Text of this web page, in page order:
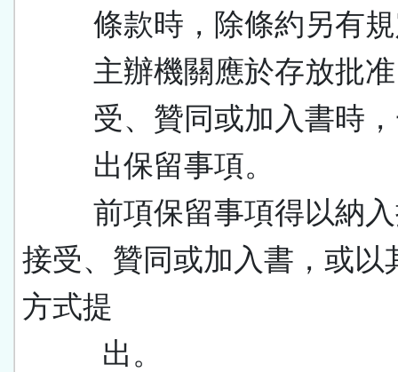
條款時，除條約另有
主辦機關應於存放批
受、贊同或加入書時
出保留事項。
前項保留事項得以納
接受、贊同或加入書，或以
方式提
出。